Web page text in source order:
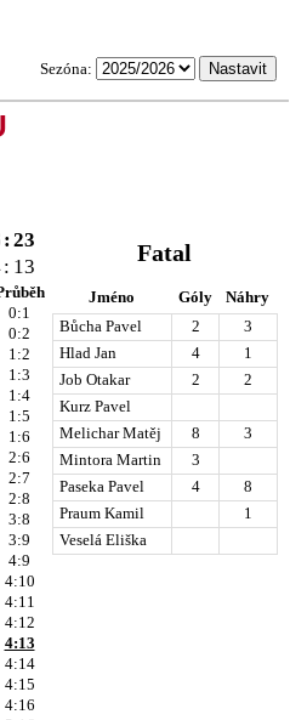
Sezóna:
:23
: 13
Fatal
0:1
0:2
1:2
1:3
1:4
1:5
1:6
2:6
2:7
2:8
3:8
3:9
4:9
4:10
4:11
4:12
4:13
4:14
4:15
4:16
Jméno Góly
Náhry
Bůcha Pavel
2
3
Hlad Jan
4
1
Job Otakar
2
2
Kurz Pavel
Melichar Matěj
8
3
Mintora Martin
3
Paseka Pavel
4
8
Praum Kamil
1
Veselá Eliška